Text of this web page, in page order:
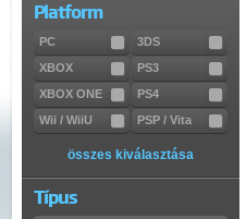
Platform
PC
3DS
XBOX
PS3
XBOX ONE
PS4
Wii / WiiU
PSP / Vita
összes kiválasztása
Típus